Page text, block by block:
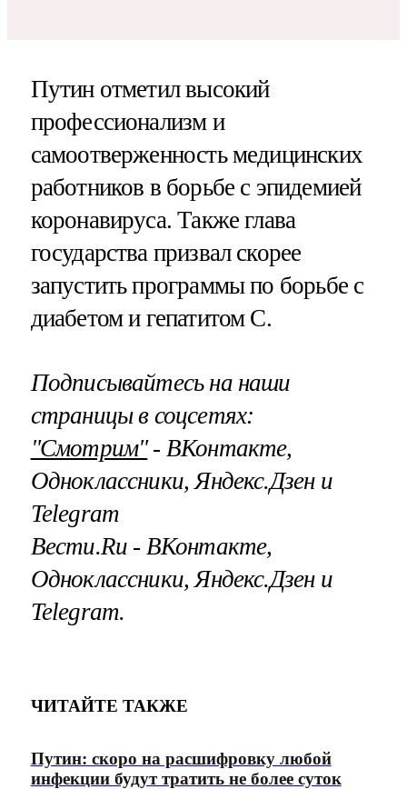
Путин отметил высокий
профессионализм и
самоотверженность медицинских
работников в борьбе с эпидемией
коронавируса. Также глава
государства призвал скорее
запустить программы по борьбе с
диабетом и гепатитом С.
Подписывайтесь на наши
страницы в соцсетях:
"Смотрим"‐ ВКонтакте,
Одноклассники, Яндекс.Дзен и
Telegram
Вести.Ru ‐ ВКонтакте,
Одноклассники, Яндекс.Дзен и
Telegram.
ЧИТАЙТЕ ТАКЖЕ
Путин: скоро на расшифровку любой
инфекции будут тратить не более суток